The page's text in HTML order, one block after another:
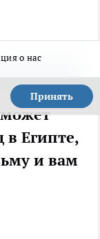
о нас
Принять
в Египте,
и вам